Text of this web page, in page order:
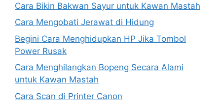
Cara Bikin Bakwan Sayur untuk Kawan Mastah
Cara Mengobati Jerawat di Hidung
Begini Cara Menghidupkan HP Jika Tombol
Power Rusak
Cara Menghilangkan Bopeng Secara Alami
untuk Kawan Mastah
Cara Scan di Printer Canon